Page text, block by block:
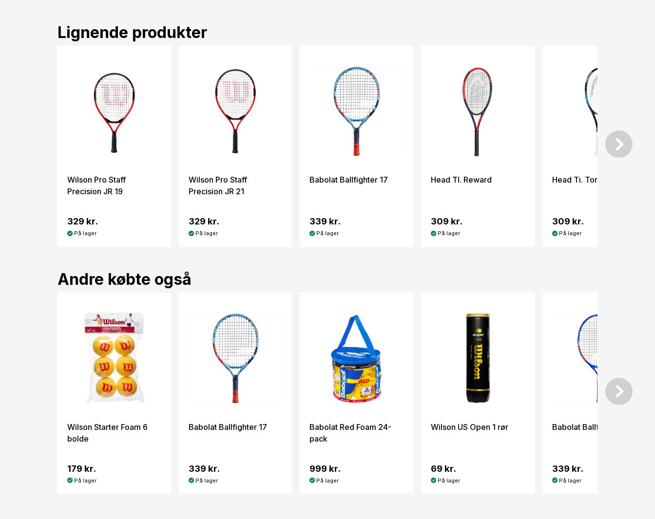
Lignende produkter
Wilson Pro Staff
Precision JR 19
329 kr.
På lager
Wilson Pro Staff
Precision JR 21
329 kr.
På lager
Babolat Ballfighter 17
339 kr.
På lager
Head TI. Reward
309 kr.
På lager
Head Ti. Tornado
309 kr.
På lager
Andre købte også
Wilson Starter Foam 6
bolde
179 kr.
På lager
Babolat Ballfighter 17
339 kr.
På lager
Babolat Red Foam 24-
pack
999 kr.
På lager
Wilson US Open 1 rør
69 kr.
På lager
Babolat Ballfighter 21
339 kr.
På lager